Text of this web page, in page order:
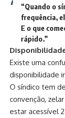
“Quando o
frequência,
E o que
rápido.”
Existe uma
disponibilidade
O síndico tem
convenção,
estar acessível